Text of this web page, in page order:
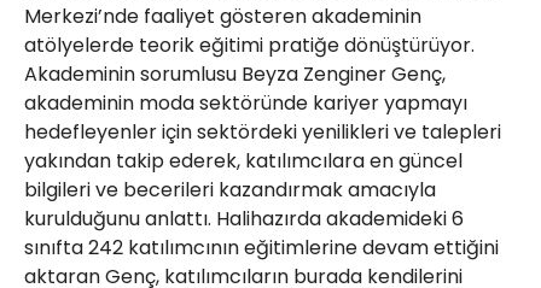
Merkezi’nde faaliyet gösteren akademinin
atölyelerde teorik eğitimi pratiğe dönüştürüyor.
Akademinin sorumlusu Beyza Zenginer Genç,
akademinin moda sektöründe kariyer yapmayı
hedefleyenler için sektördeki yenilikleri ve talepleri
yakından takip ederek, katılımcılara en güncel
bilgileri ve becerileri kazandırmak amacıyla
kurulduğunu anlattı. Halihazırda akademideki 6
sınıfta 242 katılımcının eğitimlerine devam ettiğini
aktaran Genç, katılımcıların burada kendilerini